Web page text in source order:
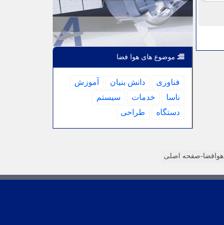
موضوع های هوا فضا
فناوری دانش بنیان
آموزش
ناسا
خدمات
سیستم
دستگاه
طراحی
هوافضا-صفحه اصلی